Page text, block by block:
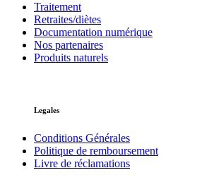
Traitement
Retraites/diètes
Documentation numérique
Nos partenaires
Produits naturels
Legales
Conditions Générales
Politique de remboursement
Livre de réclamations